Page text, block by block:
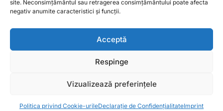
site. Neconsimțământul sau retragerea consimțământului poate afecta
negativ anumite caracteristici și funcții.
Acceptă
Respinge
Vizualizează preferințele
Politica privind Cookie-urileDeclarație de ConfidențialitateImprint
Favorite
Magazin
Contact
© 2026 SolGarden. Toate drepturile rezervate.
Acasă Categorii Coș Favorite Cont